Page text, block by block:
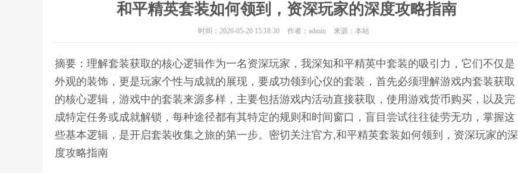
和平精英套装如何领到，资深玩家的深度攻略指南
时间：2026-05-20 15:18:30 作者：admin 来源：本站
摘要：理解套装获取的核心逻辑作为一名资深玩家，我深知和平精英中套装的吸引力，它们不仅是
外观的装饰，更是玩家个性与成就的展现，要成功领到心仪的套装，首先必须理解游戏内套装获取
的核心逻辑，游戏中的套装来源多样，主要包括游戏内活动直接获取，使用游戏货币购买，以及完
成特定任务或成就解锁，每种途径都有其特定的规则和时间窗口，盲目尝试往往徒劳无功，掌握这
些基本逻辑，是开启套装收集之旅的第一步。密切关注官方,和平精英套装如何领到，资深玩家的深
度攻略指南